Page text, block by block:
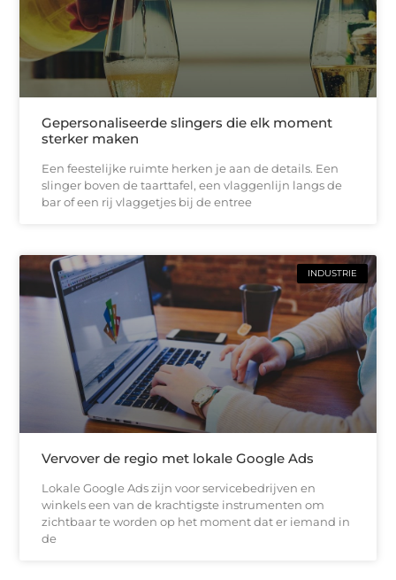
Gepersonaliseerde slingers die elk moment
sterker maken
Een feestelijke ruimte herken je aan de details. Een
slinger boven de taarttafel, een vlaggenlijn langs de
bar of een rij vlaggetjes bij de entree
INDUSTRIE
Vervover de regio met lokale Google Ads
Lokale Google Ads zijn voor servicebedrijven en
winkels een van de krachtigste instrumenten om
zichtbaar te worden op het moment dat er iemand in
de